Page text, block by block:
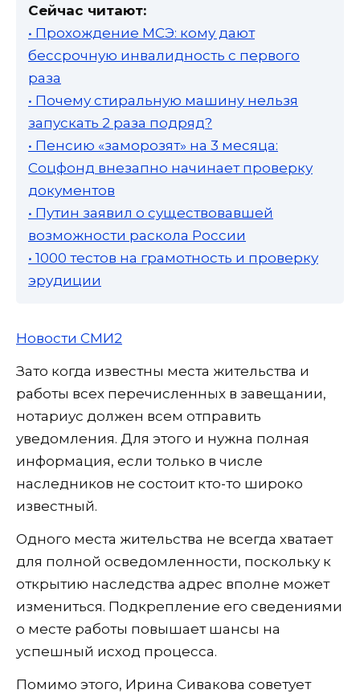
Сейчас читают:
• Прохождение МСЭ: кому дают
бессрочную инвалидность с первого
раза
• Почему стиральную машину нельзя
запускать 2 раза подряд?
• Пенсию «заморозят» на 3 месяца:
Соцфонд внезапно начинает проверку
документов
• Путин заявил о существовавшей
возможности раскола России
• 1000 тестов на грамотность и проверку
эрудиции
Новости СМИ2
Зато когда известны места жительства и
работы всех перечисленных в завещании,
нотариус должен всем отправить
уведомления. Для этого и нужна полная
информация, если только в числе
наследников не состоит кто-то широко
известный.
Одного места жительства не всегда хватает
для полной осведомленности, поскольку к
открытию наследства адрес вполне может
измениться. Подкрепление его сведениями
о месте работы повышает шансы на
успешный исход процесса.
Помимо этого, Ирина Сивакова советует